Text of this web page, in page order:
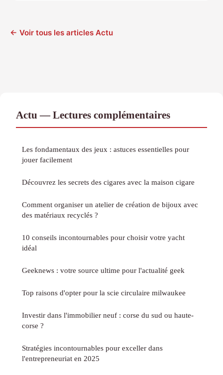
← Voir tous les articles Actu
Actu — Lectures complémentaires
Les fondamentaux des jeux : astuces essentielles pour
jouer facilement
Découvrez les secrets des cigares avec la maison cigare
Comment organiser un atelier de création de bijoux avec
des matériaux recyclés ?
10 conseils incontournables pour choisir votre yacht
idéal
Geeknews : votre source ultime pour l'actualité geek
Top raisons d'opter pour la scie circulaire milwaukee
Investir dans l'immobilier neuf : corse du sud ou haute-
corse ?
Stratégies incontournables pour exceller dans
l'entrepreneuriat en 2025